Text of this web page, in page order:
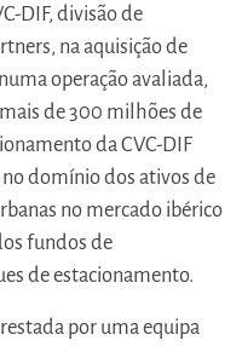
DIF, divisão de
na aquisição de
operação avaliada,
de 300 milhões de
da CVC-DIF
domínio dos ativos de
no mercado ibérico
fundos de
de estacionamento.
por uma equipa